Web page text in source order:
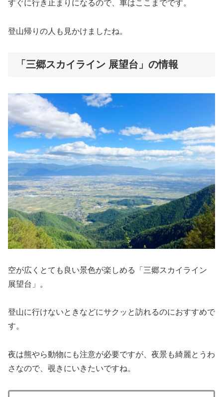
すぐに行き止まりになるので、車はここまでです。
登山帰りの人も見かけましたね。
「三郷スカイライン 展望台」の情報
空が広くとても良い景色が楽しめる「三郷スカイライン
展望台」。
登山に行けないときなどにサクッと訪れるのにおすすめで
す。
夜は熊やら動物にも注意が必要ですが、夜景も綺麗とうわ
さなので、覗きにいきたいですね。